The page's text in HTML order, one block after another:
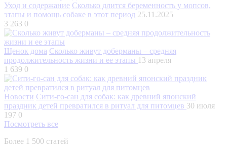
Уход и содержание Сколько длится беременность у мопсов,
этапы и помощь собаке в этот период 25.11.2025
3 263 0
Щенок дома Сколько живут доберманы – средняя
продолжительность жизни и ее этапы 13 апреля
1 639 0
Новости Сити-го-сан для собак: как древний японский
праздник детей превратился в ритуал для питомцев 30 июля
197 0
Посмотреть все
Более 1 500 статей